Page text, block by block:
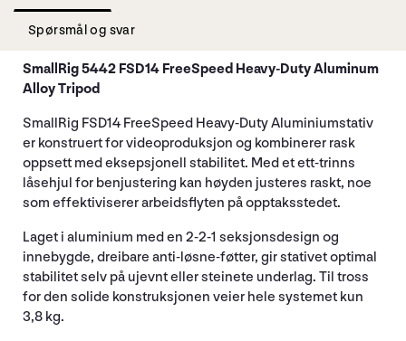
Spørsmål og svar
SmallRig 5442 FSD14 FreeSpeed Heavy-Duty Aluminum
Alloy Tripod
SmallRig FSD14 FreeSpeed Heavy-Duty Aluminiumstativ
er konstruert for videoproduksjon og kombinerer rask
oppsett med eksepsjonell stabilitet. Med et ett-trinns
låsehjul for benjustering kan høyden justeres raskt, noe
som effektiviserer arbeidsflyten på opptaksstedet.
Laget i aluminium med en 2-2-1 seksjonsdesign og
innebygde, dreibare anti-løsne-føtter, gir stativet optimal
stabilitet selv på ujevnt eller steinete underlag. Til tross
for den solide konstruksjonen veier hele systemet kun
3,8 kg.